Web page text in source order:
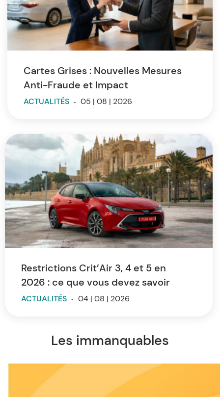
Cartes Grises : Nouvelles Mesures
Anti-Fraude et Impact
ACTUALITÉS - 05 | 08 | 2026
Restrictions Crit’Air 3, 4 et 5 en
2026 : ce que vous devez savoir
ACTUALITÉS - 04 | 08 | 2026
Les immanquables